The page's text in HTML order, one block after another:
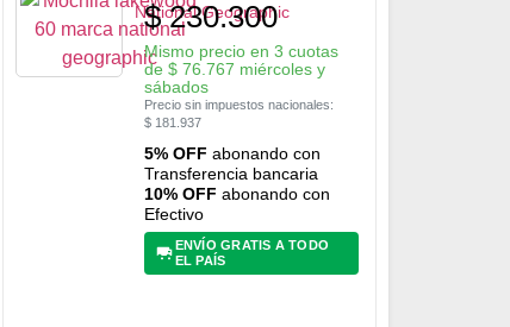
National Geographic
$230.300
Mismo precio en 3 cuotas
de $76.767 miércoles y
sábados
Precio sin impuestos nacionales:
$181.937
5% OFF abonando con
Transferencia bancaria
10% OFF abonando con
Efectivo
ENVÍO GRATIS A TODO
EL PAÍS